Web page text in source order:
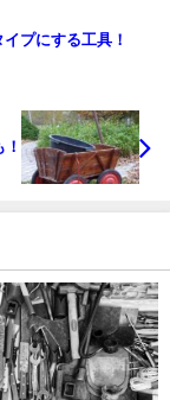
プにする工具！